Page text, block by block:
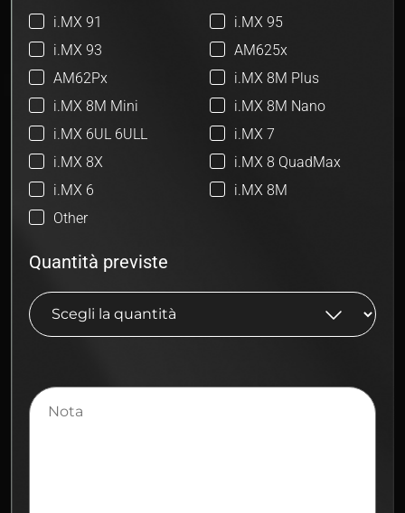
i.MX 91
i.MX 95
i.MX 93
AM625x
AM62Px
i.MX 8M Plus
i.MX 8M Mini
i.MX 8M Nano
i.MX 6UL 6ULL
i.MX 7
i.MX 8X
i.MX 8 QuadMax
i.MX 6
i.MX 8M
Other
Quantità previste
Nota